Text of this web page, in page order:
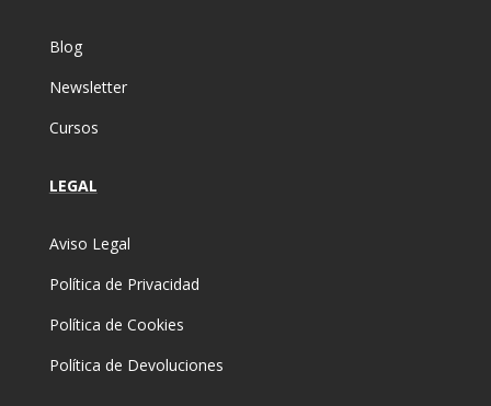
Blog
Newsletter
Cursos
LEGAL
Aviso Legal
Política de Privacidad
Política de Cookies
Política de Devoluciones